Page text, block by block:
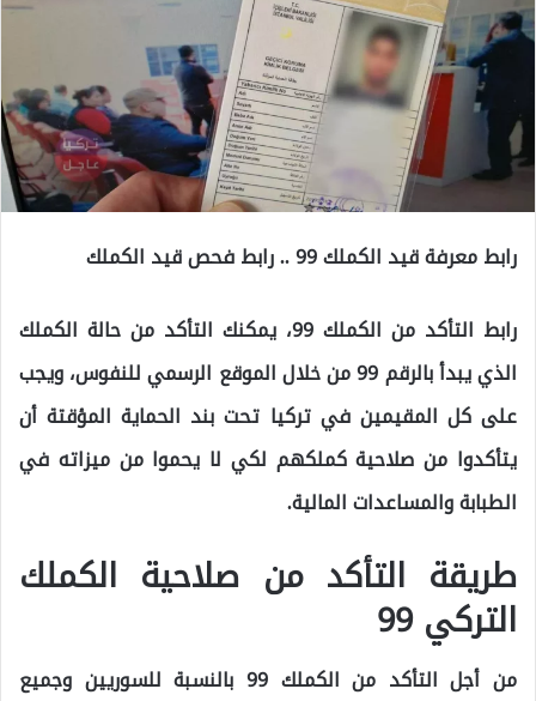
رابط معرفة قيد الكملك 99 .. رابط فحص قيد الكملك
رابط التأكد من الكملك 99، يمكنك التأكد من حالة الكملك
الذي يبدأ بالرقم 99 من خلال الموقع الرسمي للنفوس، ويجب
على كل المقيمين في تركيا تحت بند الحماية المؤقتة أن
يتأكدوا من صلاحية كملكهم لكي لا يحموا من ميزاته في
الطبابة والمساعدات المالية.
طريقة التأكد من صلاحية الكملك
التركي 99
من أجل التأكد من الكملك 99 بالنسبة للسوريين وجميع